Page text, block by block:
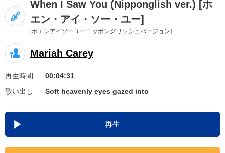
ユーザー検索
お知らせ
When I Saw You (Nipponglish ver.) [ホ
エン・アイ・ソー・ユー]
[ホエンアイソーユーニッポングリッシュバージョン]
Mariah Carey
再生時間
00:04:31
歌い出し
Soft heavenly eyes gazed into
再生